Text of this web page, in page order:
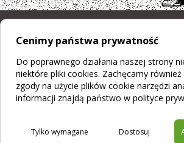
Cenimy państwa prywatność
Do poprawnego działania naszej strony
niektóre pliki cookies. Zachęcamy
zgody na użycie plików cookie narzędzi
informacji znajdą państwo w polityce
Dostosuj
Tylko wymagane
Projekt stronyBogumiła Płachecka
Realizacja© 2026 WEBOPCJA.pl
Regulamin sklepu | Polityka